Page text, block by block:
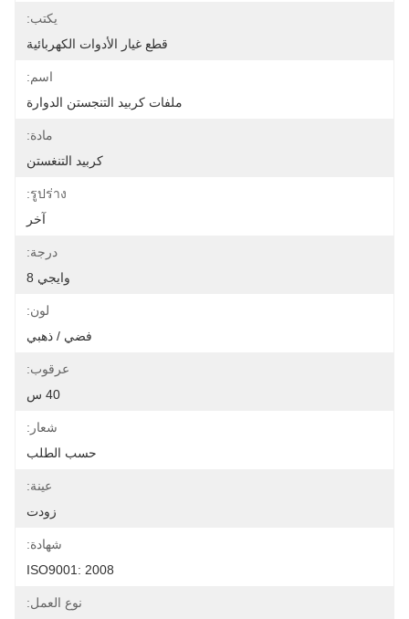
يكتب:
قطع غيار الأدوات الكهربائية
اسم:
ملفات كربيد التنجستن الدوارة
مادة:
كربيد التنغستن
รูปร่าง:
آخر
درجة:
وايجي 8
لون:
فضي / ذهبي
عرقوب:
40 س
شعار:
حسب الطلب
عينة:
زودت
شهادة:
ISO9001: 2008
نوع العمل: